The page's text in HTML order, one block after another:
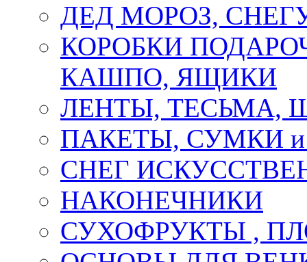
ДЕД МОРОЗ,
КОРОБКИ
КАШПО, ЯЩИКИ
ЛЕНТЫ, ТЕСЬМА,
ПАКЕТЫ, СУМКИ
СНЕГ
НАКОНЕЧНИКИ
СУХОФРУКТЫ ,